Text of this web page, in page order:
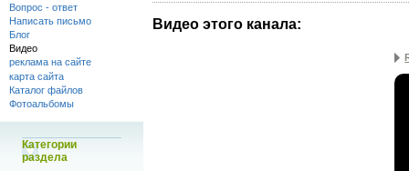
Вопрос - ответ
Написать письмо
Блог
Видео
реклама на сайте
карта сайта
Каталог файлов
Фотоальбомы
Категории
раздела
Видео этого канала: